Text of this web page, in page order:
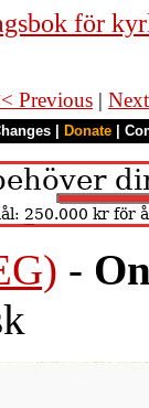
för
Previous |
Donate
-